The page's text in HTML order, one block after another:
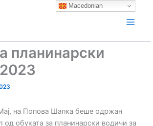
планинарски
на Попова Шапка беше одржан
од обуката за планинарски водичи за
Macedonian